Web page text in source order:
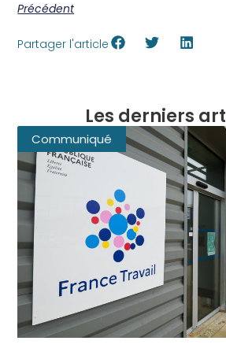
Précédent
Partager l'article
Communiqué
Les derniers